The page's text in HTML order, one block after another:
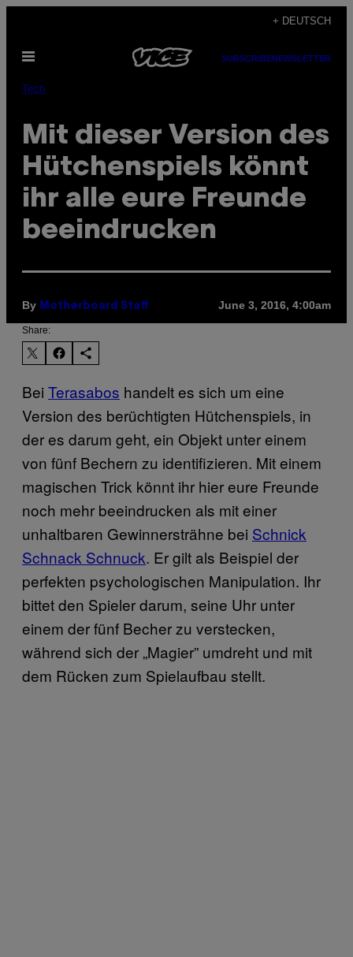
content
+ DEUTSCH
Open
SUBSCRIBENEWSLETTER
Tech
Mit dieser Version des
Hütchenspiels könnt
ihr alle eure Freunde
beeindrucken
By Motherboard Staff June 3, 2016, 4:00am
Share:
Bei Terasabos handelt es sich um eine
Version des berüchtigten Hütchenspiels, in
der es darum geht, ein Objekt unter einem
von fünf Bechern zu identifizieren. Mit einem
magischen Trick könnt ihr hier eure Freunde
noch mehr beeindrucken als mit einer
unhaltbaren Gewinnersträhne bei Schnick
Schnack Schnuck. Er gilt als Beispiel der
perfekten psychologischen Manipulation. Ihr
bittet den Spieler darum, seine Uhr unter
einem der fünf Becher zu verstecken,
während sich der „Magier” umdreht und mit
dem Rücken zum Spielaufbau stellt.